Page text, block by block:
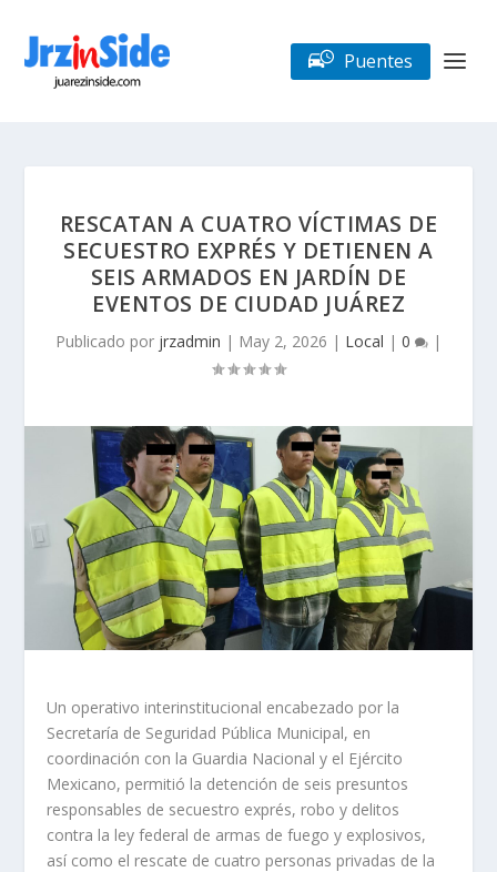
Puentes
RESCATAN A CUATRO VÍCTIMAS DE
SECUESTRO EXPRÉS Y DETIENEN A
SEIS ARMADOS EN JARDÍN DE
EVENTOS DE CIUDAD JUÁREZ
Publicado por jrzadmin | May 2, 2026 | Local | 0 |
Un operativo interinstitucional encabezado por la
Secretaría de Seguridad Pública Municipal, en
coordinación con la Guardia Nacional y el Ejército
Mexicano, permitió la detención de seis presuntos
responsables de secuestro exprés, robo y delitos
contra la ley federal de armas de fuego y explosivos,
así como el rescate de cuatro personas privadas de la